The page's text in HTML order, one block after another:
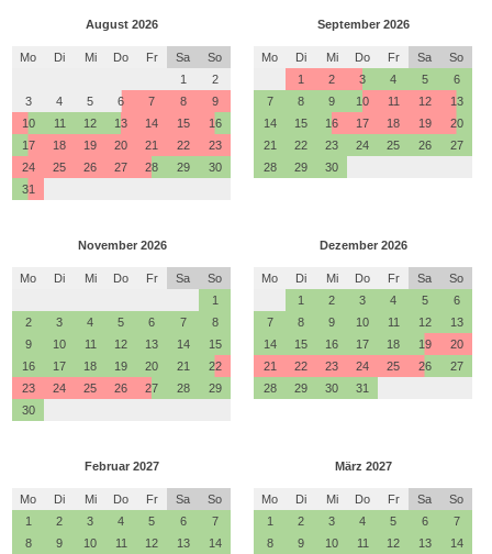
August 2026
Mo Di Mi Do Fr Sa
So
1
2
3
4 5 6 7 8
9
10
11 12 13 14 15
16
17
18 19 20 21 22
23
24
25 26 27 28 29
30
31
September 2026
Mo Di Mi Do Fr Sa
So
1
2 3 4 5
6
7
8 9 10 11 12
13
14
15 16 17 18 19
20
21
22 23 24 25 26
27
28
29 30
November 2026
Mo Di Mi Do Fr Sa
So
1
2
3 4 5 6 7
8
9
10 11 12 13 14
15
16
17 18 19 20 21
22
23
24 25 26 27 28
29
30
Dezember 2026
Mo Di Mi Do Fr Sa
So
1
2 3 4 5
6
7
8 9 10 11 12
13
14
15 16 17 18 19
20
21
22 23 24 25 26
27
28
29 30 31
Februar 2027
Mo Di Mi Do Fr Sa
So
1
2 3 4 5 6
7
8
9 10 11 12 13
14
März 2027
Mo Di Mi Do Fr Sa
So
1
2 3 4 5 6
7
8
9 10 11 12 13
14